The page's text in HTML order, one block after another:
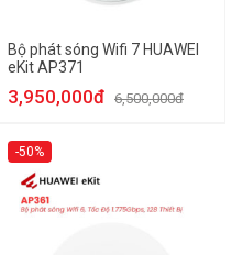
Bộ phát sóng Wifi 7 HUAWEI
eKit AP371
3,950,000đ 6,500,000đ
-50%